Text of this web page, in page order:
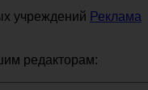
учреждений Реклама
редакторам: